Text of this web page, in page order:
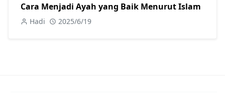
Cara Menjadi Ayah yang Baik Menurut Islam
Hadi 2025/6/19